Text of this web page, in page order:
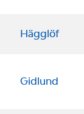
Hägglöf
Gidlund